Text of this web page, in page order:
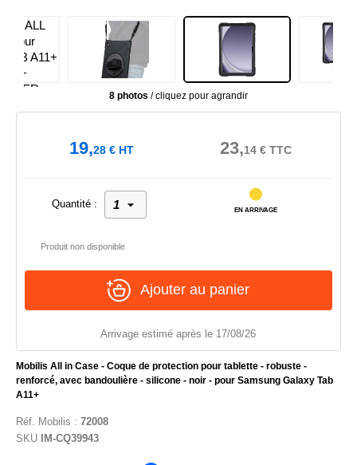
8 photos / cliquez pour agrandir
Mobilis All in Case - Coque de protection pour tablette - robuste -
renforcé, avec bandoulière - silicone - noir - pour Samsung Galaxy Tab
A11+
Réf. Mobilis : 72008
SKU
IM-CQ39943
19,28€HT 23,14€TTC
Quantité :
EN ARRIVAGE
Produit non disponible
Ajouter au panier
Arrivage estimé après le 17/08/26